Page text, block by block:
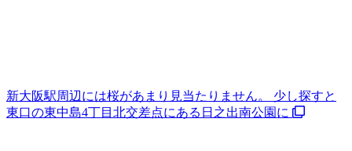
新大阪駅周辺には桜があまり見当たりません。 少し探すと
東口の東中島4丁目北交差点にある日之出南公園に